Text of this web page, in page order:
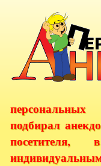
персональных
подбирал